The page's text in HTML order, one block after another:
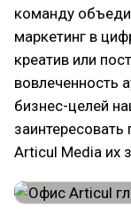
команду
маркетинг в
креатив или
вовлеченность
бизнес-целей
заинтересовать
Articul Media их